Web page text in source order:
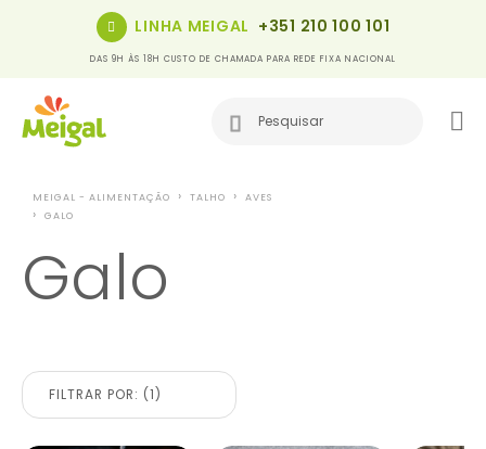
LINHA MEIGAL +351 210 100 101
DAS 9H ÀS 18H CUSTO DE CHAMADA PARA REDE FIXA NACIONAL
MEIGAL - ALIMENTAÇÃO TALHO
AVES
GALO
Galo
FILTRAR POR: (1)